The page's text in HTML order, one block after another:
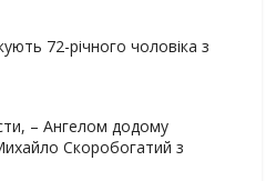
72-річного чоловіка з
– Ангелом додому
Скоробогатий з